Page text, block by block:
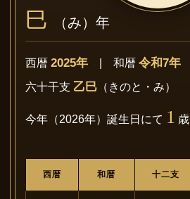
巳 （み）年
西暦 2025年 | 和暦 令和7年
六十干支 乙巳 （きのと・み）
今年（2026年）誕生日にて 1 歳
西暦 和暦 十二支